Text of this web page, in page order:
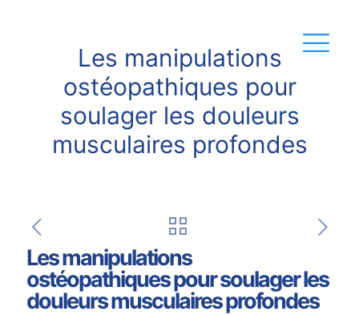
Les manipulations
ostéopathiques pour
soulager les douleurs
musculaires profondes
Les manipulations
ostéopathiques pour soulager les
douleurs musculaires profondes